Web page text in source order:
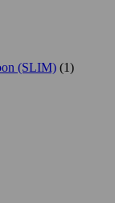
(SLIM) (1)